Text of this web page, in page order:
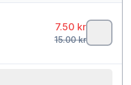
7.50 kr
15.00kr